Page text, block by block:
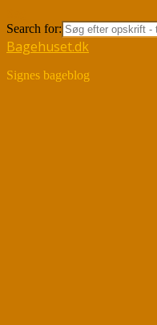
Search for:
Bagehuset.dk
Signes bageblog